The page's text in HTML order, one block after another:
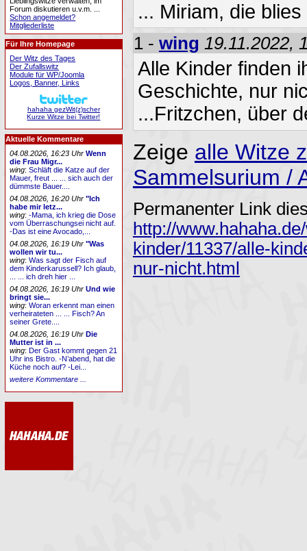
... Miriam, die
1 - wing 19.11.2022,
Alle Kinder finden
Geschichte, nur
...Fritzchen, über
Zeige alle Witze
Sammelsurium /
Permanenter Link
http://
kinder/11337/alle-
nur-nicht.html
Forum diskutieren u.v.m. ...
Schon angemeldet?
Mitgliederliste
Für Ihre Homepage
Der Witz des Tages
Der Zufallswitz
Module für WP/Joomla
Logos, Banner, Links
hahaha gezWit(z)scher
Kurze Witze bei Twitter!
Aktuelle Kommentare
04.08.2026, 16:23 Uhr Wenn
die Frau Migr...
wing:Schläft die Katze auf der
Mauer, freut ... ... sich auch der
dümmste Bauer....
04.08.2026, 16:20 Uhr "Ich
habe mir letz...
wing:-Mama, ich krieg die Dose
vom Überraschungsei nicht auf.
-Das ist eine Avocado,...
04.08.2026, 16:19 Uhr "Was
wollen wir tu...
wing:Was sagt der Fisch auf
dem Kinderkarussell? Ich glaub,
... ... ich dreh hier ...
04.08.2026, 16:19 Uhr Und wie
bringt sie...
wing:Woran erkennt man einen
verheirateten ... ... Fisch? An
seiner Grete....
04.08.2026, 16:19 Uhr Die
Mutter ist in ...
wing:Der Gast kommt gegen 21
Uhr ins Bistro. -N’abend, hat die
Küche noch auf? -Lei...
weitere Kommentare ...